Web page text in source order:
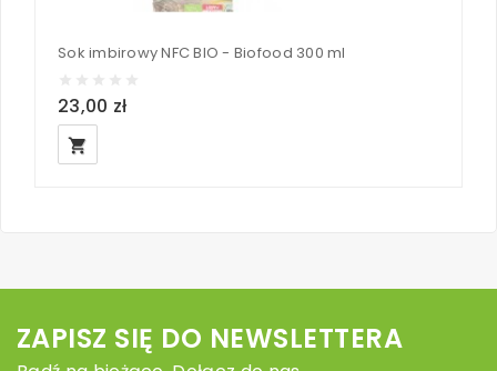
Sok imbirowy NFC BIO - Biofood 300 ml
23,00 zł
local_grocery_store
ZAPISZ SIĘ DO NEWSLETTERA